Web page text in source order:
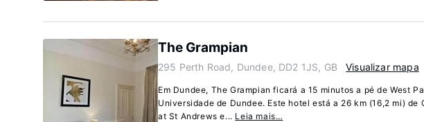
The Grampian
295 Perth Road, Dundee, DD2 1JS, GB Visualizar mapa
Em Dundee, The Grampian ficará a 15 minutos a pé de West
Universidade de Dundee. Este hotel está a 26 km (16,2 mi) de
at St Andrews e... Leia mais…